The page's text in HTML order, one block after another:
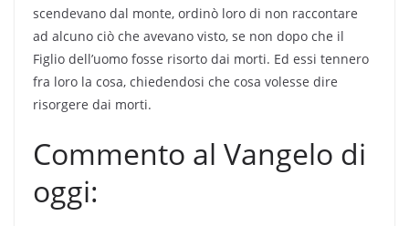
scendevano dal monte, ordinò loro di non raccontare
ad alcuno ciò che avevano visto, se non dopo che il
Figlio dell’uomo fosse risorto dai morti. Ed essi tennero
fra loro la cosa, chiedendosi che cosa volesse dire
risorgere dai morti.
Commento al Vangelo di
oggi: